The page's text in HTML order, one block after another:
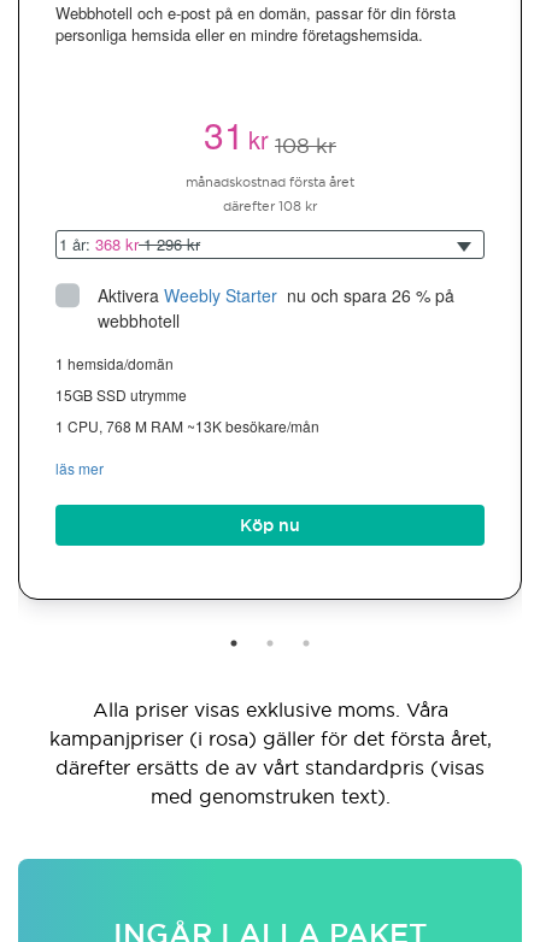
Webbhotell och e-post på en domän, passar för din första
personliga hemsida eller en mindre företagshemsida.
31kr 108 kr
månadskostnad första året
därefter 108 kr
1 år: 368 kr1 296 kr
Aktivera Weebly Starter nu och spara 26 % på
webbhotell
1 hemsida/domän
15GB SSD utrymme
1 CPU, 768 M RAM ~13K besökare/mån
läs mer
Köp nu
Alla priser visas exklusive moms. Våra
kampanjpriser (i rosa) gäller för det första året,
därefter ersätts de av vårt standardpris (visas
med genomstruken text).
INGÅR I ALLA PAKET